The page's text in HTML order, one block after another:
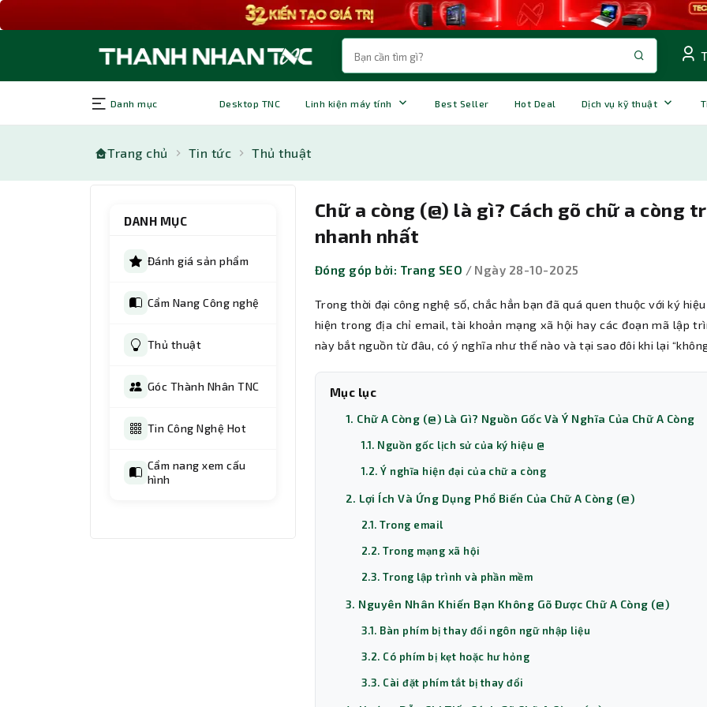
Danh mục Desktop TNC Linh kiện máy tính Best Seller Hot Deal Dịch vụ kỹ thuật
Trang chủ Tin tức Thủ thuật
DANH MỤC
Đánh giá sản phẩm
Cẩm Nang Công nghệ
Thủ thuật
Góc Thành Nhân TNC
Tin Công Nghệ Hot
Cẩm nang xem cấu
hình
Chữ a còng (@) là gì? Cách gõ chữ a
nhanh nhất
Đóng góp bởi: Trang SEO / Ngày 28-10-2025
Trong thời đại công nghệ số, chắc hẳn bạn đã quá quen thuộc với ký
hiện trong địa chỉ email, tài khoản mạng xã hội hay các đoạn mã lập
này bắt nguồn từ đâu, có ý nghĩa như thế nào và tại sao đôi khi lại
Mục lục
1. Chữ A Còng (@) Là Gì? Nguồn Gốc Và Ý Nghĩa Của Chữ A Còng
1.1. Nguồn gốc lịch sử của ký hiệu @
1.2. Ý nghĩa hiện đại của chữ a còng
2. Lợi Ích Và Ứng Dụng Phổ Biến Của Chữ A Còng (@)
2.1. Trong email
2.2. Trong mạng xã hội
2.3. Trong lập trình và phần mềm
3. Nguyên Nhân Khiến Bạn Không Gõ Được Chữ A Còng (@)
3.1. Bàn phím bị thay đổi ngôn ngữ nhập liệu
3.2. Có phím bị kẹt hoặc hư hỏng
3.3. Cài đặt phím tắt bị thay đổi